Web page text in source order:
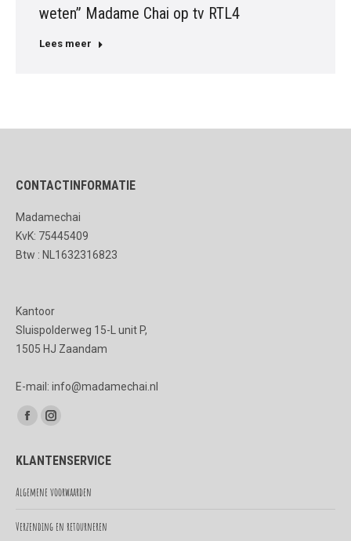
weten” Madame Chai op tv RTL4
Lees meer
CONTACTINFORMATIE
Madamechai
KvK: 75445409
Btw : NL1632316823
Kantoor
Sluispolderweg 15-L unit P,
1505 HJ Zaandam
E-mail: info@madamechai.nl
Vind ons op:
Facebook
opens
in
window
Instagram
opens
in
window
KLANTENSERVICE
Algemene voorwaarden
Verzending en retourneren